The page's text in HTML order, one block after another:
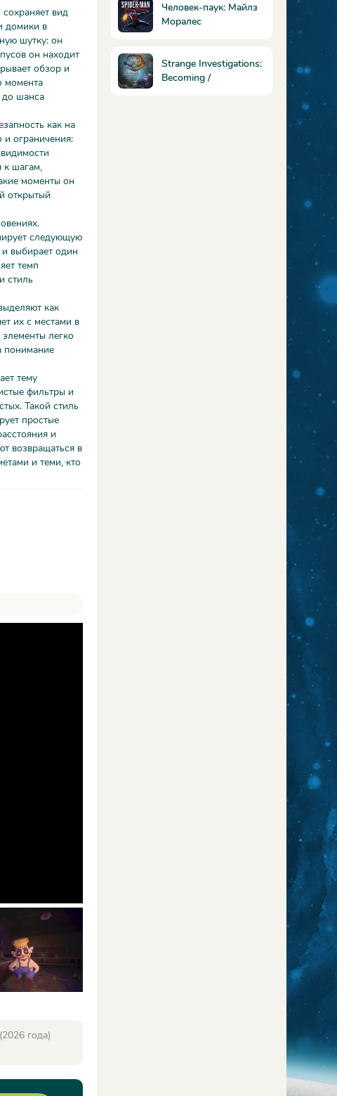
вид
домики в
шутку: он
он находит
обзор и
момента
до шанса
как на
и ограничения:
к шагам,
моменты он
открытый
следующую
выбирает один
темп
стиль
как
их с местами в
легко
понимание
тему
фильтры и
Такой стиль
простые
и
возвращаться в
и теми, кто
года)
Человек-паук: Майлз
Моралес
Strange Investigations:
Becoming /